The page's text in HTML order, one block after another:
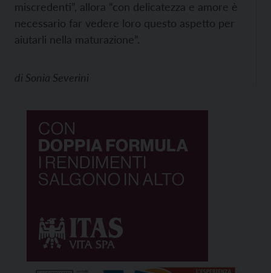
miscredenti”, allora “con delicatezza e amore è
necessario far vedere loro questo aspetto per
aiutarli nella maturazione”.
di Sonia Severini